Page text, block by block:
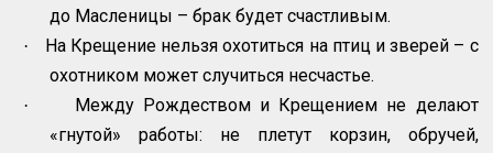
до Масленицы – брак будет счастливым.
·
На Крещение нельзя охотиться на птиц и зверей – с
охотником может случиться несчастье.
·
Между Рождеством и Крещением не делают
«гнутой» работы: не плетут корзин, обручей,